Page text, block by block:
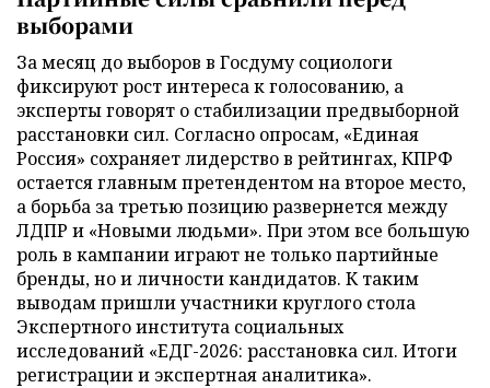
выборами
За месяц до выборов в Госдуму социологи
фиксируют рост интереса к голосованию, а
эксперты говорят о стабилизации предвыборной
расстановки сил. Согласно опросам, «Единая
Россия» сохраняет лидерство в рейтингах, КПРФ
остается главным претендентом на второе место,
а борьба за третью позицию развернется между
ЛДПР и «Новыми людьми». При этом все большую
роль в кампании играют не только партийные
бренды, но и личности кандидатов. К таким
выводам пришли участники круглого стола
Экспертного института социальных
исследований «ЕДГ-2026: расстановка сил. Итоги
регистрации и экспертная аналитика».